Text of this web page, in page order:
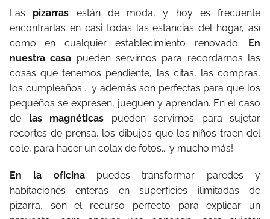
Las pizarras están de moda, y hoy es frecuente
encontrarlas en casi todas las estancias del hogar, así
como en cualquier establecimiento renovado.
En
nuestra casa pueden servirnos para recordarnos las
cosas que tenemos pendiente, las citas, las compras,
los cumpleaños… y además son perfectas para que los
pequeños se expresen, jueguen y aprendan. En el caso
de las magnéticas pueden servirnos para sujetar
recortes de prensa, los dibujos que los niños traen del
cole, para hacer un colax de fotos... y mucho más!
En la oficina puedes transformar paredes y
habitaciones enteras en superficies ilimitadas de
pizarra, son el recurso perfecto para explicar un